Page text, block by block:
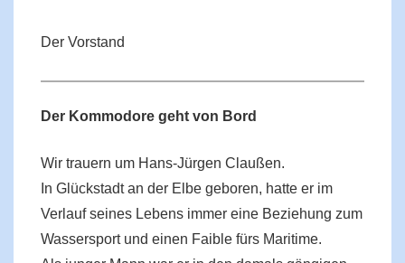
Der Vorstand
Der Kommodore geht von Bord
Wir trauern um Hans-Jürgen Claußen.
In Glückstadt an der Elbe geboren, hatte er im
Verlauf seines Lebens immer eine Beziehung zum
Wassersport und einen Faible fürs Maritime.